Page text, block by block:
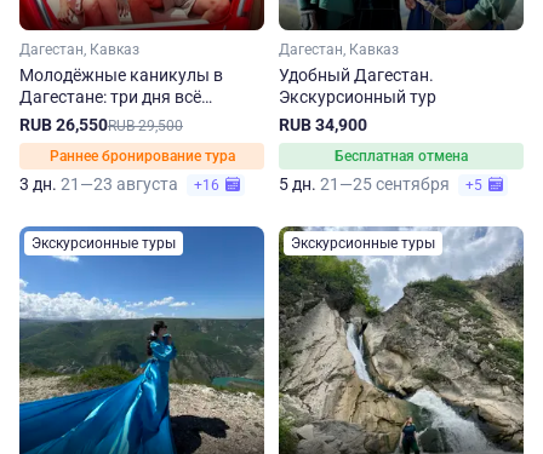
Дагестан, Кавказ
Молодёжные каникулы в
Дагестане: три дня всё
включено
RUB 26,550RUB 29,500
Раннее бронирование тура
3 дн. 21—23 августа +16
Дагестан, Кавказ
Удобный Дагестан.
Экскурсионный тур
RUB 34,900
Бесплатная отмена
5 дн. 21—25 сентября +5
Экскурсионные туры Экскурсионные туры